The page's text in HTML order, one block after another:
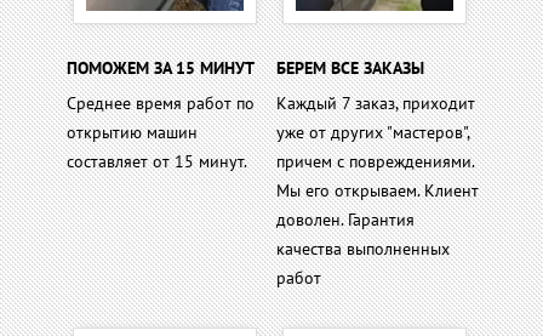
ПОМОЖЕМ ЗА 15 МИНУТ
Среднее время работ по
открытию машин
составляет от 15 минут.
БЕРЕМ ВСЕ ЗАКАЗЫ
Каждый 7 заказ, приходит
уже от других "мастеров",
причем с повреждениями.
Мы его открываем. Клиент
доволен. Гарантия
качества выполненных
работ